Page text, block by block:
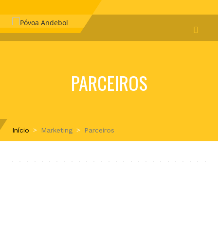
PARCEIROS
Início Marketing Parceiros